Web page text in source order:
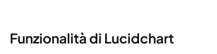
Funzionalità di Lucidchart